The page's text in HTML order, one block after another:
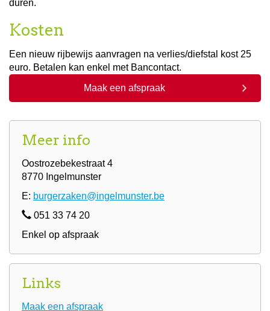
duren.
Kosten
Een nieuw rijbewijs aanvragen na verlies/diefstal kost 25
euro. Betalen kan enkel met Bancontact.
Maak een afspraak
Meer info
Oostrozebekestraat 4
8770 Ingelmunster
E: burgerzaken@ingelmunster.be
051 33 74 20
Enkel op afspraak
Links
Maak een afspraak